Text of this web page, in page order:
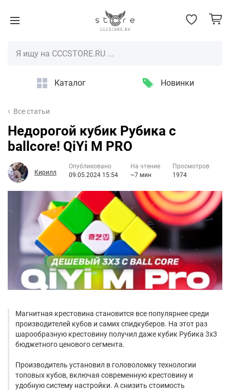
Каталог Новинки
Все статьи
Недорогой кубик Рубика с
ballcore! QiYi M PRO
Кирилл
Опубликовано
09.05.2024 15:54
На чтение
~7 мин
Просмотров
1974
Магнитная крестовина становится все популярнее среди
производителей кубов и самих спидкуберов. На этот раз
шарообразную крестовину получил даже кубик Рубика 3х3
бюджетного ценового сегмента.
Производитель установил в головоломку технологии
топовых кубов, включая современную крестовину и
удобную систему настройки. А снизить стоимость